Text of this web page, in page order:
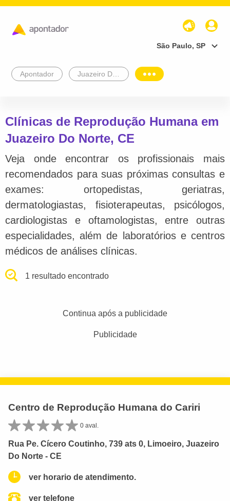
São Paulo, SP
Apontador
Clínicas de Reprodução Humana em
Juazeiro Do Norte, CE
Veja onde encontrar os profissionais mais
recomendados para suas próximas consultas e
exames: ortopedistas, geriatras,
dermatologiastas, fisioterapeutas, psicólogos,
cardiologistas e oftamologistas, entre outras
especialidades, além de laboratórios e centros
médicos de análises clínicas.
1 resultado encontrado
Continua após a publicidade
Publicidade
Centro de Reprodução Humana do Cariri
0 aval.
Rua Pe. Cícero Coutinho, 739 ats 0, Limoeiro, Juazeiro
Do Norte - CE
ver horario de atendimento.
ver telefone